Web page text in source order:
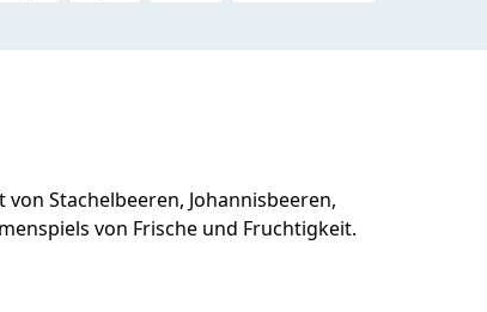
Stachelbeeren, Johannisbeeren,
von Frische und Fruchtigkeit.